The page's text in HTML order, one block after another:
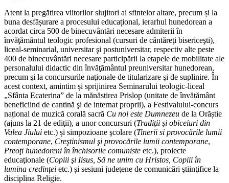
Atent la pregătirea viitorilor slujitori ai sfintelor altare, precum și la
buna desfășurare a procesului educațional, ierarhul hunedorean a
acordat circa 500 de binecuvântări necesare admiterii în
învăţământul teologic profesional (cursuri de cântăreţi bisericeşti),
liceal-seminarial, universitar şi postuniversitar, respectiv alte peste
400 de binecuvântări necesare participării la etapele de mobilitate ale
personalului didactic din învăţământul preuniversitar hunedorean,
precum şi la concursurile naţionale de titularizare şi de suplinire. În
acest context, amintim și sprijinirea Seminarului teologic-liceal
„Sfânta Ecaterina” de la mănăstirea Prislop (unitate de învățământ
beneficiind de cantină şi de internat proprii), a Festivalului-concurs
național de muzică corală sacră Cu noi este Dumnezeu de la Orăștie
(ajuns la 21 de ediţii), a unor concursuri (Tradiţii şi obiceiuri din
Valea Jiului etc.) și simpozioane şcolare (Tinerii si provocările lumii
contemporane, Creştinismul şi provocările lumii contemporane,
Preoţi hunedoreni în închisorile comuniste etc.), proiecte
educaţionale (Copiii şi Iisus, Să ne unim cu Hristos, Copiii în
lumina credinței etc.) și sesiuni judeţene de comunicări ştiinţifice la
disciplina Religie.